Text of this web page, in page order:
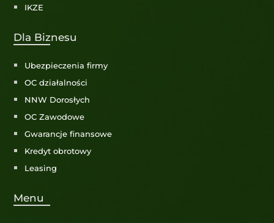
IKZE
Dla Biznesu
Ubezpieczenia firmy
OC działalności
NNW Dorosłych
OC Zawodowe
Gwarancje finansowe
Kredyt obrotowy
Leasing
Menu